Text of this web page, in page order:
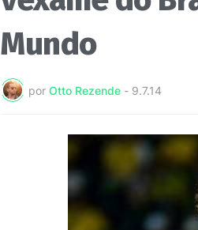
Mundo
por Otto Rezende - 9.7.14